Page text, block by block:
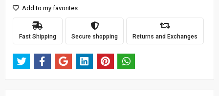
Add to my favorites
Fast Shipping Secure shopping Returns and Exchanges